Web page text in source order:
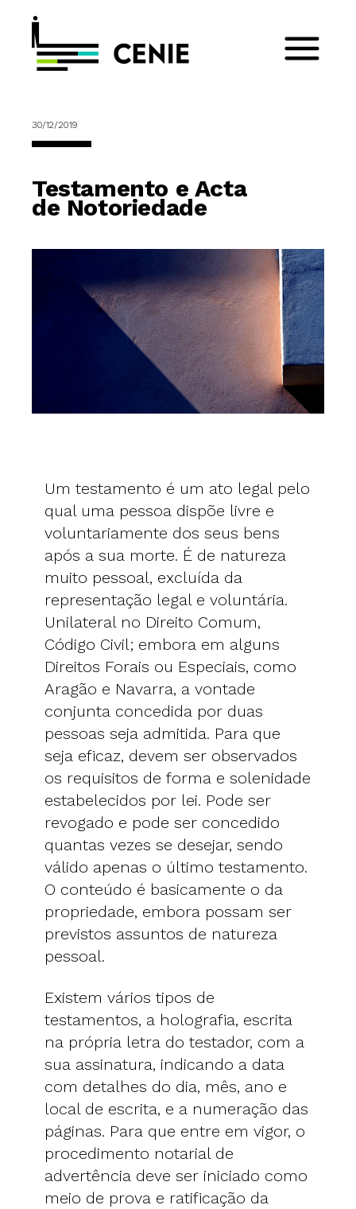
30/12/2019
Testamento e Acta
de Notoriedade
Um testamento é um ato legal pelo
qual uma pessoa dispõe livre e
voluntariamente dos seus bens
após a sua morte. É de natureza
muito pessoal, excluída da
representação legal e voluntária.
Unilateral no Direito Comum,
Código Civil; embora em alguns
Direitos Forais ou Especiais, como
Aragão e Navarra, a vontade
conjunta concedida por duas
pessoas seja admitida. Para que
seja eficaz, devem ser observados
os requisitos de forma e solenidade
estabelecidos por lei. Pode ser
revogado e pode ser concedido
quantas vezes se desejar, sendo
válido apenas o último testamento.
O conteúdo é basicamente o da
propriedade, embora possam ser
previstos assuntos de natureza
pessoal.
Existem vários tipos de
testamentos, a holografia, escrita
na própria letra do testador, com a
sua assinatura, indicando a data
com detalhes do dia, mês, ano e
local de escrita, e a numeração das
páginas. Para que entre em vigor, o
procedimento notarial de
advertência deve ser iniciado como
meio de prova e ratificação da